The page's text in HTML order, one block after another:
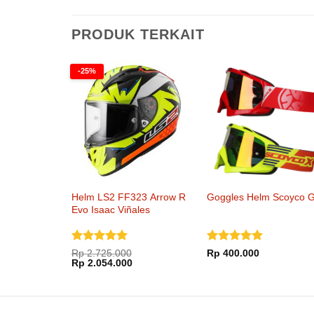
PRODUK TERKAIT
-25%
Helm LS2 FF323 Arrow R
Evo Isaac Viñales
Dinilai5
dari 5
Rp2.725.000
Harga
aslinya
Rp 2.054.000Harga
Goggles Helm Scoyco
Dinilai5
Rp 400.000